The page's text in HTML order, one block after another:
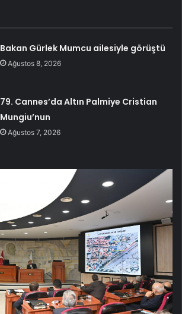
Bakan Gürlek Mumcu ailesiyle görüştü
Ağustos 8, 2026
79. Cannes’da Altın Palmiye Cristian
Mungiu’nun
Ağustos 7, 2026